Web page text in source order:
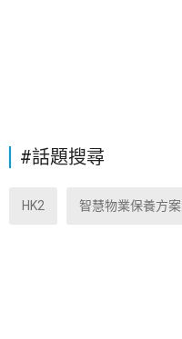
#話題搜尋
HK2 智慧物業保養方案